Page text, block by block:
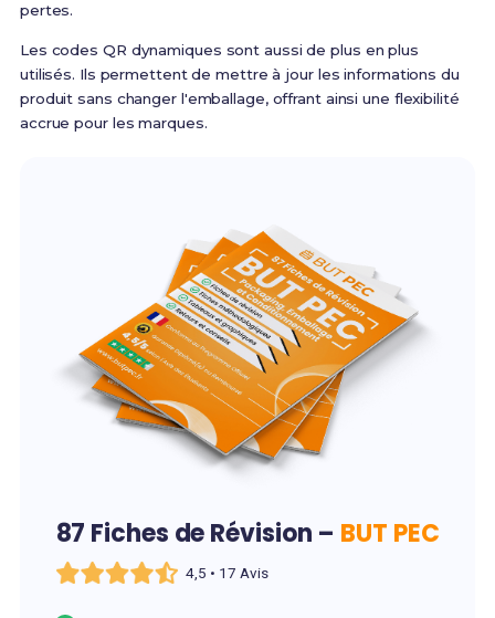
pertes.
Les codes QR dynamiques sont aussi de plus en plus
utilisés. Ils permettent de mettre à jour les informations du
produit sans changer l'emballage, offrant ainsi une flexibilité
accrue pour les marques.
87 Fiches de Révision – BUT PEC
4,5 • 17 Avis